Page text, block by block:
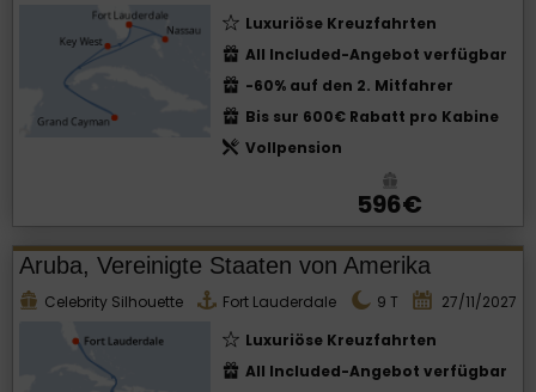
Luxuriöse Kreuzfahrten
All Included-Angebot verfügbar
-60% auf den 2. Mitfahrer
Bis sur 600€ Rabatt pro Kabine
Vollpension
596€
Aruba, Vereinigte Staaten von Amerika
Celebrity Silhouette Fort Lauderdale 9 T
27/11/2027
Luxuriöse Kreuzfahrten
All Included-Angebot verfügbar